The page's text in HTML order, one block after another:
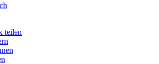
teilen